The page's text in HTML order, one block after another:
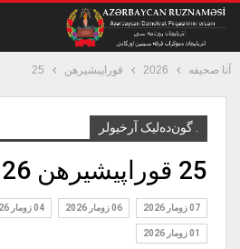
آنا صحیفه 2026 قوراپيشيره‎ن 25
. گون‌ده‌لیک آرخیولر
25 قوراپيشيره‎ن 2026
07 زومار 2026 06 زومار 2026 04 زومار 2026
01 زومار 2026